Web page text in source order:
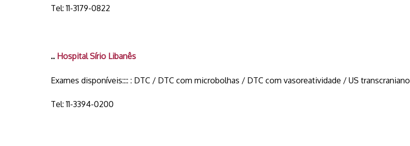
Tel: 11-3179-0822
.. Hospital Sírio Libanês
Exames disponíveis:::: : DTC / DTC com microbolhas / DTC com vasoreatividade / US transcraniano
Tel: 11-3394-0200